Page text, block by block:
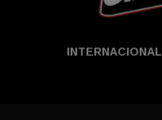
INTERNACIONAL